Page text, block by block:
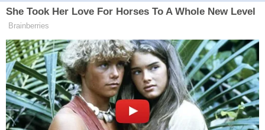
říká Natalia Cherepanova.